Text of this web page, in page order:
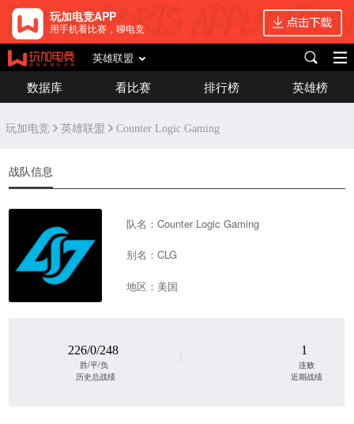
玩加电竞APP
用手机看比赛，聊电竞
英雄联盟
数据库 看比赛 排行榜 英雄榜
玩加电竞 英雄联盟 Counter Logic Gaming
战队信息
队名：Counter Logic Gaming
别名：CLG
地区：美国
|
226/0/248
胜/平/负
历史总战绩
1
连败
近期战绩